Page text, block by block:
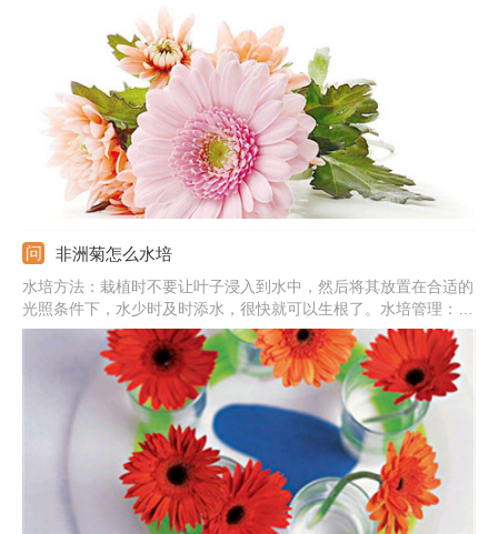
面生花序，花朵特别的大，颜色一般都有红色、白色、黄色等等好
多颜色，非常的漂亮，一般在温暖的地方常年都可以看到。那在养
它的时候该怎么对它施肥呢，一起来看看。
非洲菊怎么水培
水培方法：栽植时不要让叶子浸入到水中，然后将其放置在合适的
光照条件下，水少时及时添水，很快就可以生根了。水培管理：最
合适的温度是5-30℃，以散射光为主，夏天要不能进行阳光直射。
使用市场上水培营养液即可。